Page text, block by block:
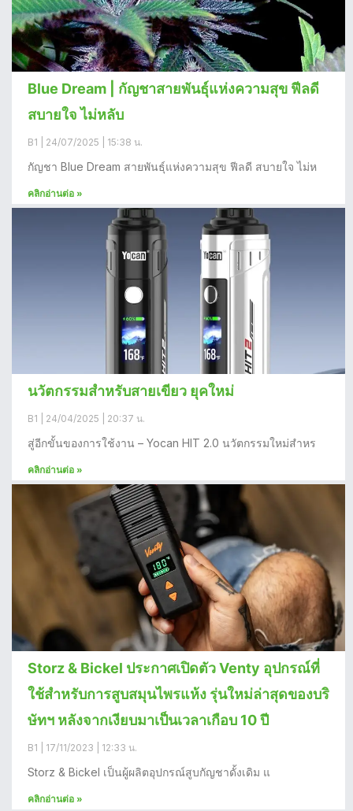
Blue Dream | กัญชาสายพันธุ์แห่งความสุข ฟีลดี
สบายใจ ไม่หลับ
B1 24/07/2025 15:38 น.
กัญชา Blue Dream สายพันธุ์แห่งความสุข ฟีลดี สบายใจ ไม่ห
คลิกอ่านต่อ »
นวัตกรรมสำหรับสายเขียว ยุคใหม่
B1 24/04/2025 20:37 น.
สู่อีกขั้นของการใช้งาน – Yocan HIT 2.0 นวัตกรรมใหม่สำหร
คลิกอ่านต่อ »
Storz & Bickel ประกาศเปิดตัว Venty อุปกรณ์ที่
ใช้สำหรับการสูบสมุนไพรแห้ง รุ่นใหม่ล่าสุดของบริ
ษัทฯ หลังจากเงียบมาเป็นเวลาเกือบ 10 ปี
B1 17/11/2023 12:33 น.
Storz & Bickel เป็นผู้ผลิตอุปกรณ์สูบกัญชาดั้งเดิม แ
คลิกอ่านต่อ »